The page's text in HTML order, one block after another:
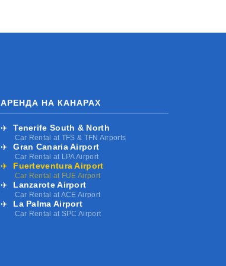
АРЕНДА НА КАНАРАХ
✈️ Tenerife South & North
Car Rental at TFS & TFN Airports
✈️ Gran Canaria Airport
Car Rental at LPA Airport
✈️ Fuerteventura Airport
Car Rental at FUE Airport
✈️ Lanzarote Airport
Car Rental at ACE Airport
✈️ La Palma Airport
Car Rental at SPC Airport